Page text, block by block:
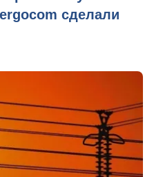
сделали